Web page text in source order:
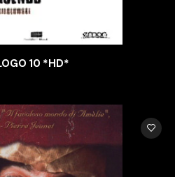
10 *HD*